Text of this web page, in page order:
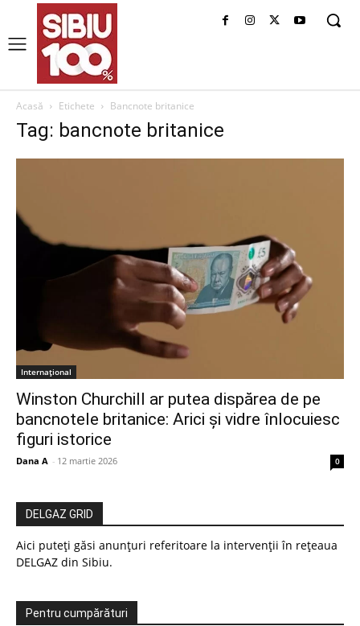
Acasă Etichete Bancnote britanice
Tag: bancnote britanice
Internațional
Winston Churchill ar putea dispărea de pe
bancnotele britanice: Arici și vidre înlocuiesc
figuri istorice
Dana A - 12 martie 2026 0
DELGAZ GRID
Aici puteți găsi anunțuri referitoare la intervenții în rețeaua
DELGAZ din Sibiu.
Pentru cumpărături